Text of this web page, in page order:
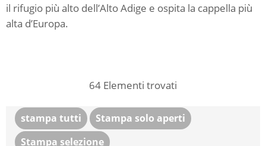
il rifugio più alto dell’Alto Adige e ospita la cappella più
alta d’Europa.
64 Elementi trovati
stampa tutti
Stampa solo aperti
Stampa selezione